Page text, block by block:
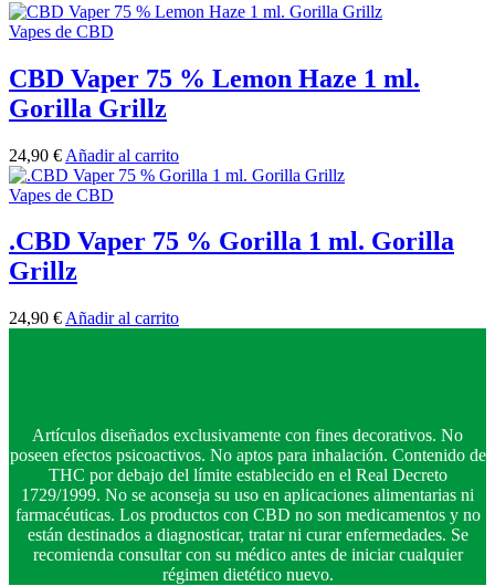
Vapes de CBD
CBD Vaper 75 % Lemon Haze 1 ml.
Gorilla Grillz
24,90 € Añadir al carrito
Vapes de CBD
.CBD Vaper 75 % Gorilla 1 ml. Gorilla
Grillz
24,90 € Añadir al carrito
Artículos diseñados exclusivamente con fines decorativos. No
poseen efectos psicoactivos. No aptos para inhalación. Contenido de
THC por debajo del límite establecido en el Real Decreto
1729/1999. No se aconseja su uso en aplicaciones alimentarias ni
farmacéuticas. Los productos con CBD no son medicamentos y no
están destinados a diagnosticar, tratar ni curar enfermedades. Se
recomienda consultar con su médico antes de iniciar cualquier
régimen dietético nuevo.